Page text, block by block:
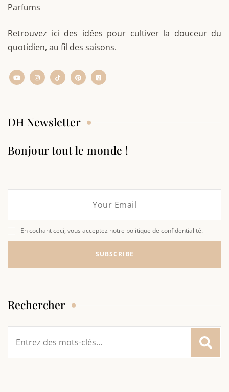
Parfums
Retrouvez ici des idées pour cultiver la douceur du
quotidien, au fil des saisons.
DH Newsletter
Bonjour tout le monde !
En cochant ceci, vous acceptez notre politique de confidentialité.
Rechercher